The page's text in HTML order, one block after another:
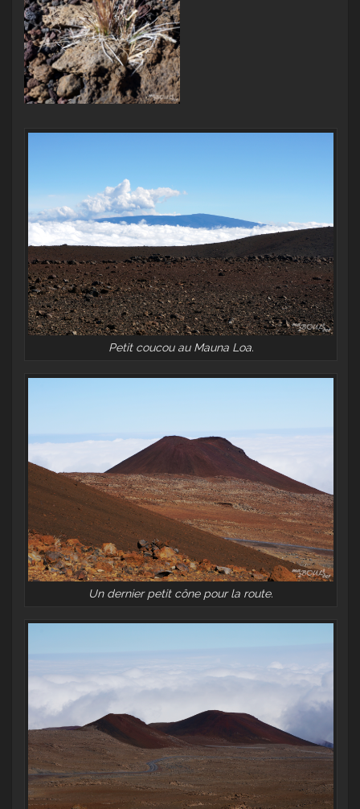
Petit coucou au Mauna Loa.
Un dernier petit cône pour la route.